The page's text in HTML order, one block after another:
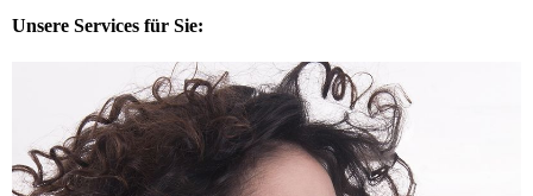
Unsere Services für Sie: